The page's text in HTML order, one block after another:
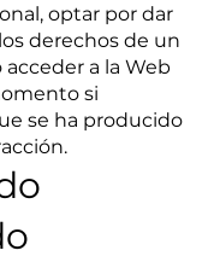
optar por dar
derechos de un
acceder a la Web
si
se ha producido